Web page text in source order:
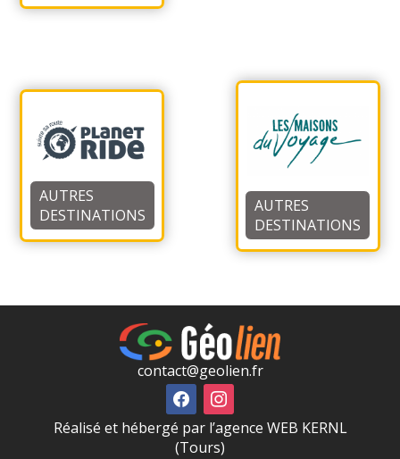
AUTRES
DESTINATIONS
AUTRES
DESTINATIONS
contact@geolien.fr
Réalisé et hébergé par l’agence WEB KERNL
(Tours)